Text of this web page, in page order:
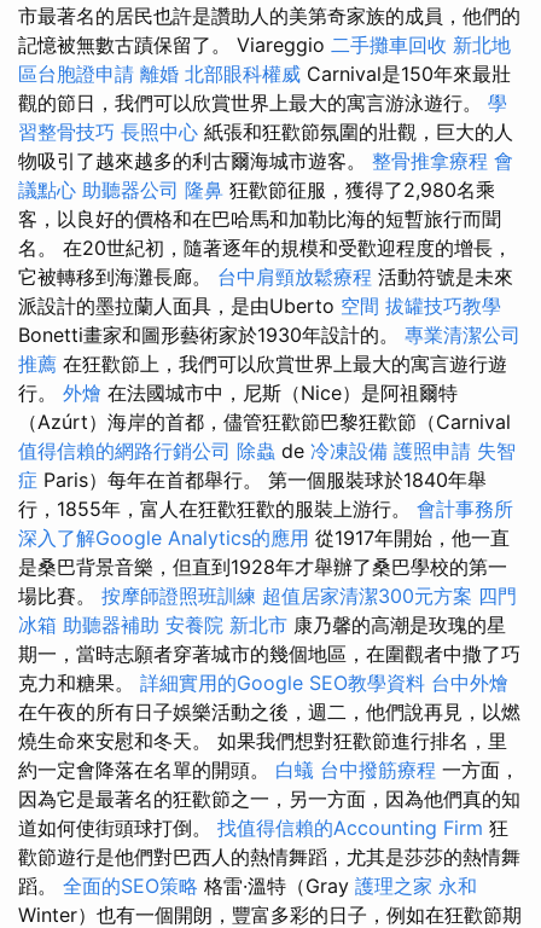
市最著名的居民也許是讚助人的美第奇家族的成員，他們的
記憶被無數古蹟保留了。 Viareggio 二手攤車回收 新北地
區台胞證申請 離婚 北部眼科權威 Carnival是150年來最壯
觀的節日，我們可以欣賞世界上最大的寓言游泳遊行。 學
習整骨技巧 長照中心 紙張和狂歡節氛圍的壯觀，巨大的人
物吸引了越來越多的利古爾海城市遊客。 整骨推拿療程 會
議點心 助聽器公司 隆鼻 狂歡節征服，獲得了2,980名乘
客，以良好的價格和在巴哈馬和加勒比海的短暫旅行而聞
名。 在20世紀初，隨著逐年的規模和受歡迎程度的增長，
它被轉移到海灘長廊。 台中肩頸放鬆療程 活動符號是未來
派設計的墨拉蘭人面具，是由Uberto 空間 拔罐技巧教學
Bonetti畫家和圖形藝術家於1930年設計的。 專業清潔公司
推薦 在狂歡節上，我們可以欣賞世界上最大的寓言遊行遊
行。 外燴 在法國城市中，尼斯（Nice）是阿祖爾特
（Azúrt）海岸的首都，儘管狂歡節巴黎狂歡節（Carnival
值得信賴的網路行銷公司 除蟲 de 冷凍設備 護照申請 失智
症 Paris）每年在首都舉行。 第一個服裝球於1840年舉
行，1855年，富人在狂歡狂歡的服裝上游行。 會計事務所
深入了解Google Analytics的應用 從1917年開始，他一直
是桑巴背景音樂，但直到1928年才舉辦了桑巴學校的第一
場比賽。 按摩師證照班訓練 超值居家清潔300元方案 四門
冰箱 助聽器補助 安養院 新北市 康乃馨的高潮是玫瑰的星
期一，當時志願者穿著城市的幾個地區，在圍觀者中撒了巧
克力和糖果。 詳細實用的Google SEO教學資料 台中外燴
在午夜的所有日子娛樂活動之後，週二，他們說再見，以燃
燒生命來安慰和冬天。 如果我們想對狂歡節進行排名，里
約一定會降落在名單的開頭。 白蟻 台中撥筋療程 一方面，
因為它是最著名的狂歡節之一，另一方面，因為他們真的知
道如何使街頭球打倒。 找值得信賴的Accounting Firm 狂
歡節遊行是他們對巴西人的熱情舞蹈，尤其是莎莎的熱情舞
蹈。 全面的SEO策略 格雷·溫特（Gray 護理之家 永和
Winter）也有一個開朗，豐富多彩的日子，例如在狂歡節期